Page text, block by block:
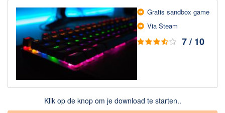
Audio & Video
Branden en Rippen
Converteren
Media streamen
Opnemen Audio en Video
Video bewerken
Gratis sandbox game
Via Steam
7 / 10
Klik op de knop om je download te starten..